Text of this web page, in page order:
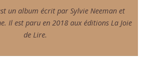
un album écrit par Sylvie Neeman et
Il est paru en 2018 aux éditions La Joie
de Lire.